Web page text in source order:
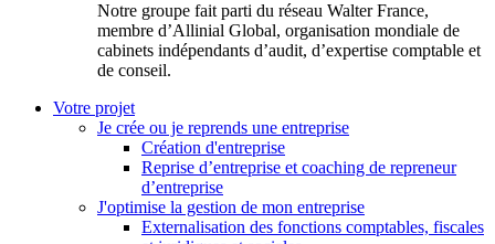
Notr​e groupe fait parti du réseau Walter France,
membre d’Allinial Global, organisation mondiale de
cabinets indépendants d’audit, d’expertise comptable et
de conseil.
Votre projet
Je crée ou je reprends une entreprise
Création d'entreprise
Reprise d’entreprise et coaching de repreneur
d’entreprise
J'optimise la gestion de mon entreprise
Externalisation des fonctions comptables, fiscales